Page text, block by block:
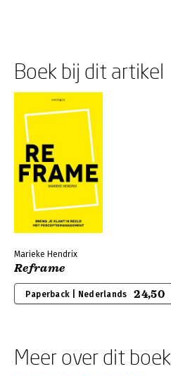
Boek bij dit artikel
Marieke Hendrix
Reframe
Paperback | Nederlands 24,50
Meer over dit boek